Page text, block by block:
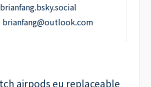
brianfang.bsky.social
brianfang@outlook.com